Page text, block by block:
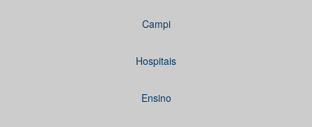
Campi
Hospitais
Ensino